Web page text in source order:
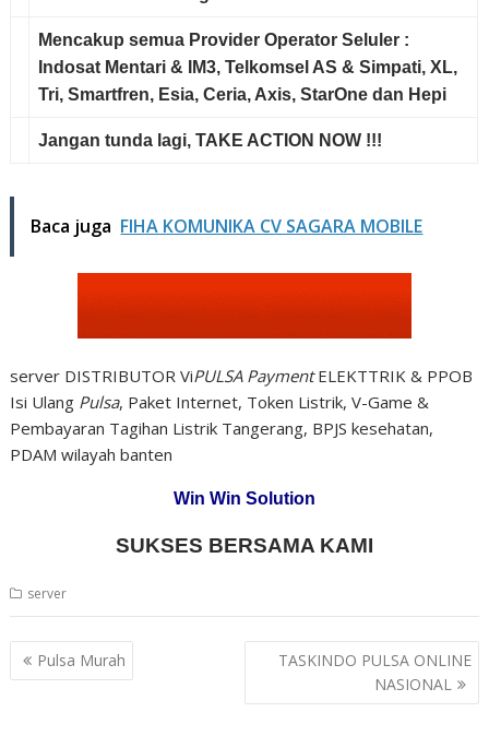
Mencakup semua Provider Operator Seluler :
Indosat Mentari & IM3, Telkomsel AS & Simpati, XL,
Tri, Smartfren, Esia, Ceria, Axis, StarOne dan Hepi
Jangan tunda lagi,TAKE ACTION NOW !!!
Baca juga FIHA KOMUNIKA CV SAGARA MOBILE
server DISTRIBUTOR ViPULSA PaymentELEKTTRIK & PPOB
Isi Ulang Pulsa, Paket Internet, Token Listrik, V-Game &
Pembayaran Tagihan Listrik Tangerang, BPJS kesehatan,
PDAM wilayah banten
Win Win Solution
SUKSES BERSAMA KAMI
server
Post
navigation
Pulsa Murah
TASKINDO PULSA ONLINE
NASIONAL